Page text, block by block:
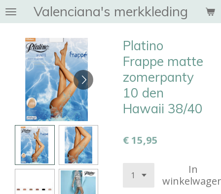
Ga
direct
hoofdinhoud
Valenciana's merkkleding
Platino
Frappe matte
zomerpanty
10 den
Hawaii 38/40
€ 15,95
In